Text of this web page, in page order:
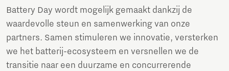
Battery Day wordt mogelijk gemaakt dankzij de
waardevolle steun en samenwerking van onze
partners. Samen stimuleren we innovatie, versterken
we het batterij-ecosysteem en versnellen we de
transitie naar een duurzame en concurrerende